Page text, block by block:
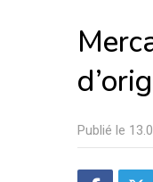
Publié le